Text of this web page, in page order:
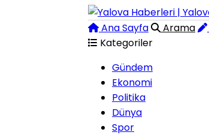
Ana Sayfa Arama
Kategoriler
Gündem
Ekonomi
Politika
Dünya
Spor